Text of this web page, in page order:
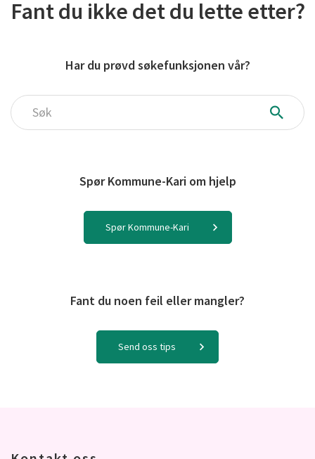
Fant du ikke det du lette etter?
Har du prøvd søkefunksjonen vår?
Søk
Spør Kommune-Kari om hjelp
Spør Kommune-Kari
Fant du noen feil eller mangler?
Send oss tips